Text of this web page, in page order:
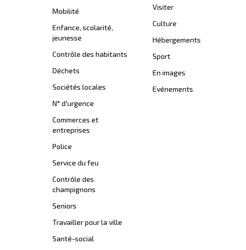
Mobilité
Enfance, scolarité,
jeunesse
Contrôle des habitants
Déchets
Sociétés locales
N° d'urgence
Commerces et
entreprises
Police
Service du feu
Contrôle des
champignons
Seniors
Travailler pour la ville
Santé-social
Visiter
Culture
Hébergements
Sport
En images
Evénements